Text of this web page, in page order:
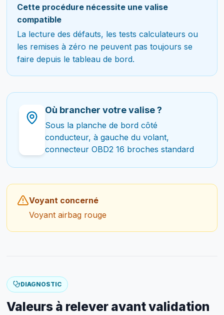
Cette procédure nécessite une valise
compatible
La lecture des défauts, les tests calculateurs ou
les remises à zéro ne peuvent pas toujours se
faire depuis le tableau de bord.
Où brancher votre valise ?
Sous la planche de bord côté
conducteur, à gauche du volant,
connecteur OBD2 16 broches standard
Voyant concerné
Voyant airbag rouge
DIAGNOSTIC
Valeurs à relever avant validation